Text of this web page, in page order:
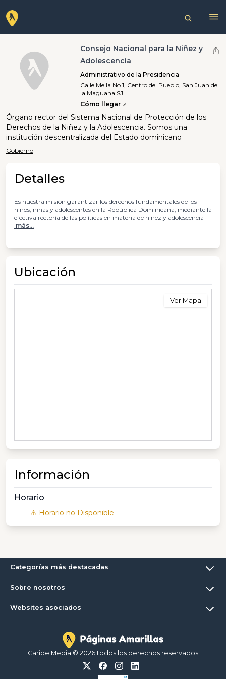
Consejo Nacional para la Niñez y
Adolescencia
Administrativo de la Presidencia
Calle Mella No.1, Centro del Pueblo, San Juan de
la Maguana SJ
Cómo llegar
Órgano rector del Sistema Nacional de Protección de los
Derechos de la Niñez y la Adolescencia. Somos una
institución descentralizada del Estado dominicano
Gobierno
Detalles
Es nuestra misión garantizar los derechos fundamentales de los
niños, niñas y adolescentes en la República Dominicana, mediante la
efectiva rectoría de las políticas en materia de niñez y adolescencia
más...
Ubicación
Ver Mapa
Información
Horario
⚠️ Horario no Disponible
Categorías más destacadas
Sobre nosotros
Websites asociados
Caribe Media © 2026 todos los derechos reservados